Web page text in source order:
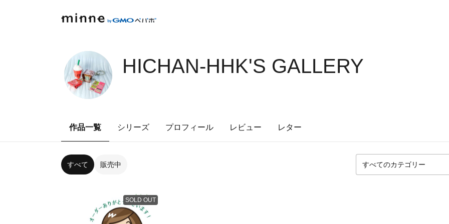
HICHAN-HHK'S GALLERY
作品一覧 シリーズ プロフィール レビュー レター
すべて 販売中
SOLD OUT